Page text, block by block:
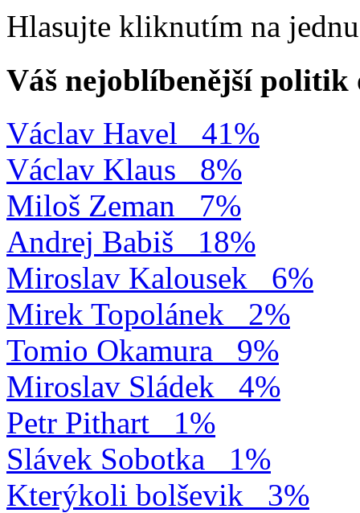
Hlasujte kliknutím na
Váš nejoblíbenější politik
Václav Havel
41%
Václav Klaus
8%
Miloš Zeman
7%
Andrej Babiš
18%
Miroslav Kalousek
6%
Mirek Topolánek
2%
Tomio Okamura
9%
Miroslav Sládek
4%
Petr Pithart
1%
Slávek Sobotka
1%
Kterýkoli bolševik
3%